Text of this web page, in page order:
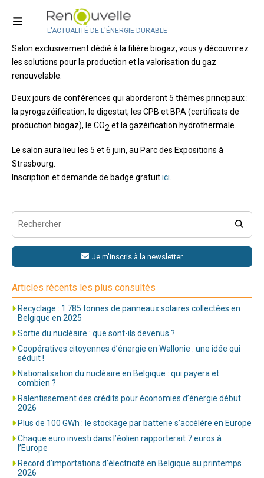
L'ACTUALITÉ DE L'ÉNERGIE DURABLE
Expobiogaz : le salon du gaz
renouvelable
Salon exclusivement dédié à la filière biogaz, vous y découvrirez
les solutions pour la production et la valorisation du gaz
renouvelable.
Deux jours de conférences qui aborderont 5 thèmes principaux :
la pyrogazéification, le digestat, les CPB et BPA (certificats de
production biogaz), le CO2 et la gazéification hydrothermale.
Le salon aura lieu les 5 et 6 juin, au Parc des Expositions à
Strasbourg.
Inscription et demande de badge gratuitici
Je m'inscris à la newsletter
Articles récents les plus consultés
Recyclage : 1 785 tonnes de panneaux solaires collectées en
Belgique en 2025
Sortie du nucléaire : que sont-ils devenus ?
Coopératives citoyennes d’énergie en Wallonie : une idée qui
séduit !
Nationalisation du nucléaire en Belgique : qui payera et
combien ?
Ralentissement des crédits pour économies d’énergie début
2026
Plus de 100 GWh : le stockage par batterie s’accélère en Europe
Chaque euro investi dans l’éolien rapporterait 7 euros à
l’Europe
Record d’importations d’électricité en Belgique au printemps
2026